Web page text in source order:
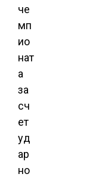
че
мп
ио
нат
а
за
сч
ет
уд
ар
но